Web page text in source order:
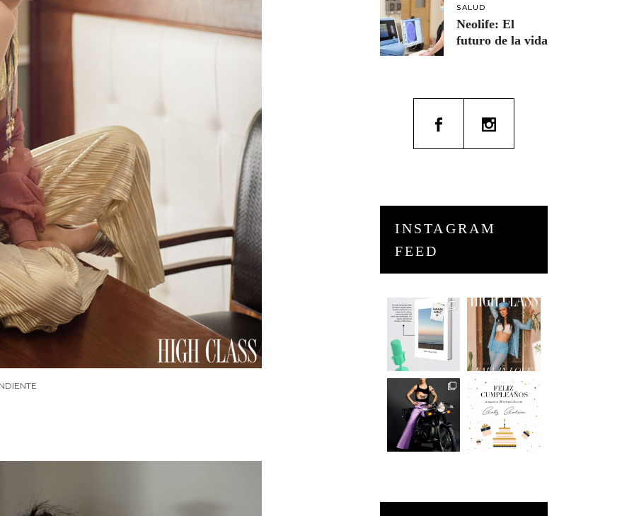
SALUD
Neolife: El
futuro de la vida
INSTAGRAM
FEED